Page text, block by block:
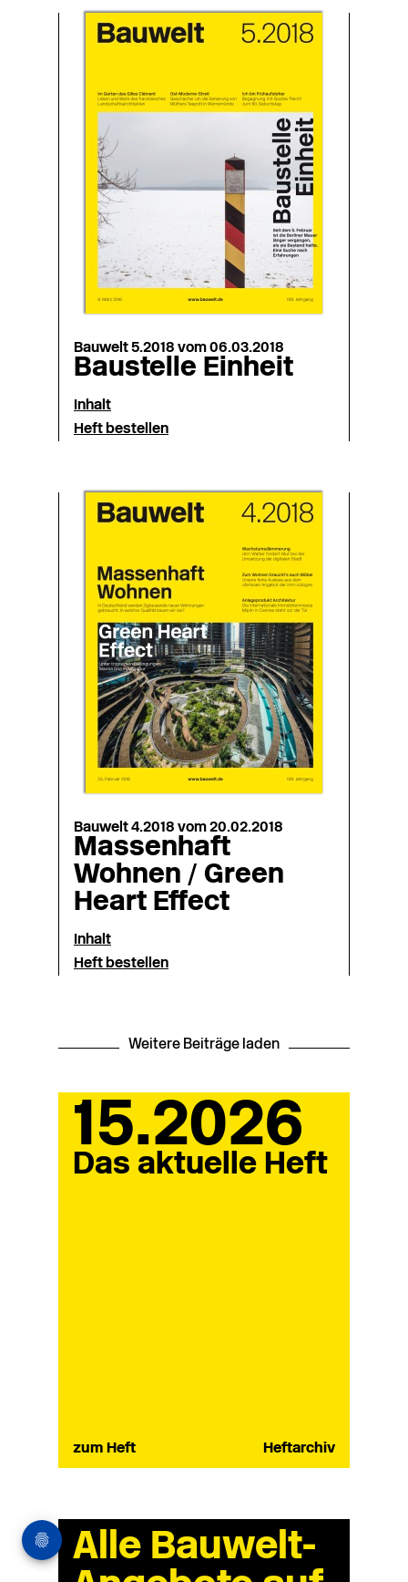
Bauwelt 5.2018 vom 06.03.2018
Baustelle Einheit
Inhalt
Heft bestellen
Bauwelt 4.2018 vom 20.02.2018
Massenhaft
Wohnen / Green
Heart Effect
Inhalt
Heft bestellen
Weitere Beiträge laden
15.2026
Das aktuelle Heft
zum Heft Heftarchiv
Alle Bauwelt-